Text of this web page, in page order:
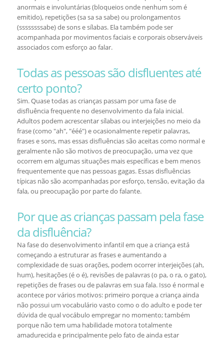
anormais e involuntárias (bloqueios onde nenhum som é
emitido), repetições (sa sa sa sabe) ou prolongamentos
(ssssssssabe) de sons e sílabas. Ela também pode ser
acompanhada por movimentos faciais e corporais observáveis
associados com esforço ao falar.
Todas as pessoas são disfluentes até
certo ponto?
Sim. Quase todas as crianças passam por uma fase de
disfluência frequente no desenvolvimento da fala inicial.
Adultos podem acrescentar sílabas ou interjeições no meio da
frase (como "ah", "ééé") e ocasionalmente repetir palavras,
frases e sons, mas essas disfluências são aceitas como normal e
geralmente não são motivos de preocupação, uma vez que
ocorrem em algumas situações mais específicas e bem menos
frequentemente que nas pessoas gagas. Essas disfluências
típicas não são acompanhadas por esforço, tensão, evitação da
fala, ou preocupação por parte do falante.
Por que as crianças passam pela fase
da disfluência?
Na fase do desenvolvimento infantil em que a criança está
começando a estruturar as frases e aumentando a
complexidade de suas orações, podem ocorrer interjeições (ah,
hum), hesitações (é o é), revisões de palavras (o pa, o ra, o gato),
repetições de frases ou de palavras em sua fala. Isso é normal e
acontece por vários motivos: primeiro porque a criança ainda
não possui um vocabulário vasto como o do adulto e pode ter
dúvida de qual vocábulo empregar no momento; também
porque não tem uma habilidade motora totalmente
amadurecida e principalmente pelo fato de ainda estar